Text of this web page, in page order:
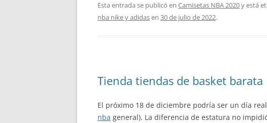
Esta entrada se publicó en Camisetas NBA 2020y está
nba nike y adidasen 30 de julio de 2022.
Tienda tiendas de basket barata
El próximo 18 de diciembre podría ser un día
nba general). La diferencia de estatura no